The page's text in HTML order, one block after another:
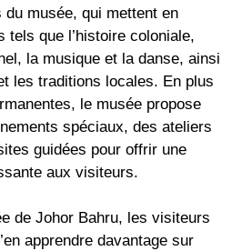
musée, qui mettent en
tels que l’histoire coloniale,
la musique et la danse, ainsi
les traditions locales. En plus
le musée propose
spéciaux, des ateliers
guidées pour offrir une
aux visiteurs.
de Johor Bahru, les visiteurs
apprendre davantage sur